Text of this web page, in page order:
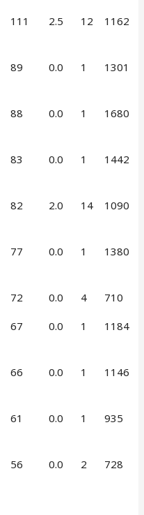
111 2.5 12 1162
89 0.0 1 1301
88 0.0 1 1680
83 0.0 1 1442
82 2.0 14 1090
77 0.0 1 1380
72 0.0 4 710
67 0.0 1 1184
66 0.0 1 1146
61 0.0 1 935
56 0.0 2 728